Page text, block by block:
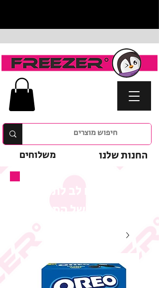
החנות שלנו משלוחים
המבצע של המוצר